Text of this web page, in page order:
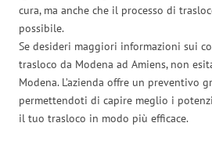
cura, ma anche che il processo di
possibile.
Se desideri maggiori informazioni sui
trasloco da Modena ad Amiens, non
Modena. L’azienda offre un preventivo
permettendoti di capire meglio i
il tuo trasloco in modo più efficace.